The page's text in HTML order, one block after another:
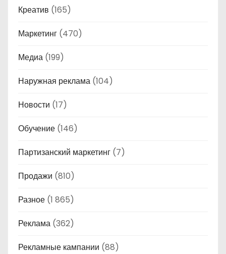
Креатив (165)
Маркетинг (470)
Медиа (199)
Наружная реклама (104)
Новости (17)
Обучение (146)
Партизанский маркетинг (7)
Продажи (810)
Разное (1 865)
Реклама (362)
Рекламные кампании (88)